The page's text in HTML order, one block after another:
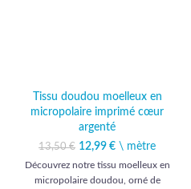
Tissu doudou moelleux en
micropolaire imprimé cœur
argenté
13,50€
Le prix initial était :
13,50 €.
12,99 €
Le prix
actuel est :
12,99 €.
\ mètre
Découvrez notre tissu moelleux en
micropolaire doudou, orné de